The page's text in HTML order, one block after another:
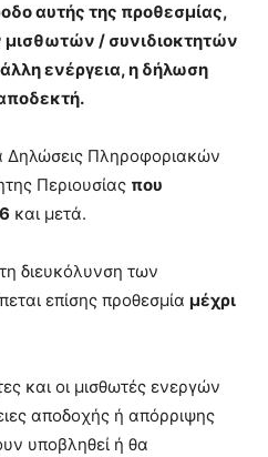
αυτής της προθεσμίας,
/ συνιδιοκτητών
ενέργεια, η δήλωση
αποδεκτή.
Δηλώσεις Πληροφοριακών
Περιουσίας που
και μετά.
διευκόλυνση των
επίσης προθεσμία μέχρι
και οι μισθωτές ενεργών
αποδοχής ή απόρριψης
υποβληθεί ή θα